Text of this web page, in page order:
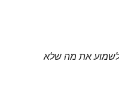
את מה שלא